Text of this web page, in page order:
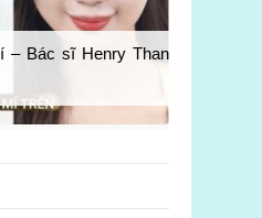
Bác sĩ Henry Thanh